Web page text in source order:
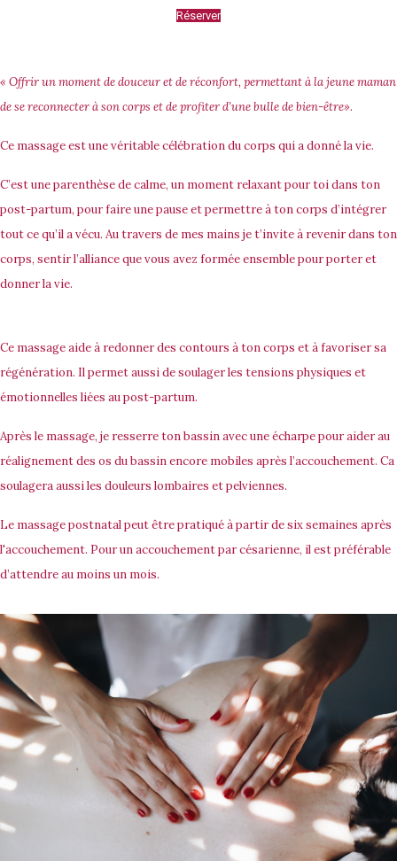
Réserver
« Offrir un moment de douceur et de réconfort, permettant à la jeune maman
de se reconnecter à son corps et de profiter d’une bulle de bien-être».
Ce massage est une véritable célébration du corps qui a donné la vie.
C’est une parenthèse de calme, un moment relaxant pour toi dans ton
post-partum, pour faire une pause et permettre à ton corps d’intégrer
tout ce qu’il a vécu. Au travers de mes mains je t’invite à revenir dans ton
corps, sentir l’alliance que vous avez formée ensemble pour porter et
donner la vie.
Ce massage aide à redonner des contours à ton corps et à favoriser sa
régénération. Il permet aussi de soulager les tensions physiques et
émotionnelles liées au post-partum.
Après le massage, je resserre ton bassin avec une écharpe pour aider au
réalignement des os du bassin encore mobiles après l’accouchement. Ca
soulagera aussi les douleurs lombaires et pelviennes.
Le massage postnatal peut être pratiqué à partir desix semaines après
l'accouchement. Pour un accouchement par césarienne, il est préférable
d’attendre au moins un mois.